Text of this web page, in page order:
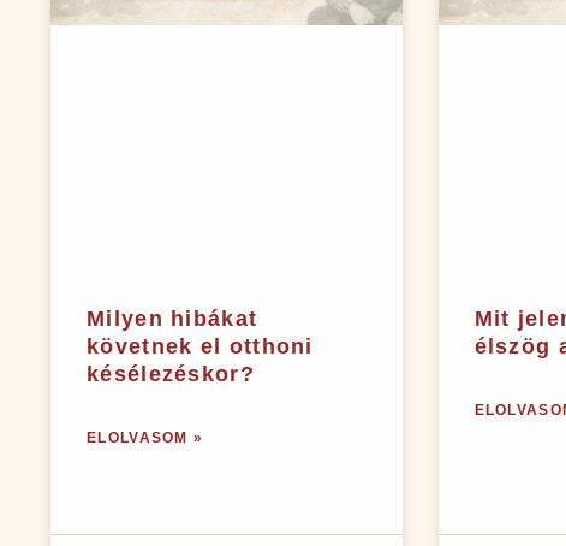
Milyen hibákat
követnek el otthoni
késélezéskor?
ELOLVASOM »
Mit
élszög